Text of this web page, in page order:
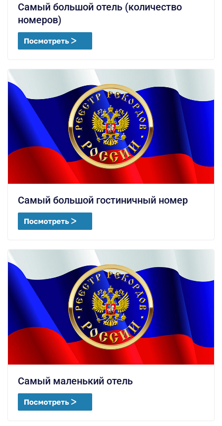
Самый большой отель (количество
номеров)
Посмотреть ᐳ
Самый большой гостиничный номер
Посмотреть ᐳ
Самый маленький отель
Посмотреть ᐳ